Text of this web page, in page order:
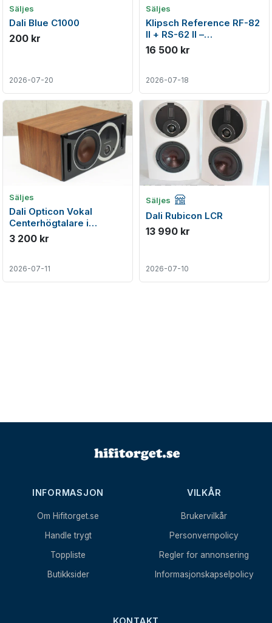
Säljes
Dali Blue C1000
200 kr
2026-07-20
Säljes
Klipsch Reference RF-82
II + RS-62 II –
hemmabiopaket i mycket
fint skick
16 500 kr
2026-07-18
Säljes
Dali Opticon Vokal
Centerhögtalare i
toppenskick
3 200 kr
2026-07-11
Säljes Företagsannons
Dali Rubicon LCR
13 990 kr
2026-07-10
INFORMASJON
Om Hifitorget.se
Handle trygt
Toppliste
Butikksider
VILKÅR
Brukervilkår
Personvernpolicy
Regler for annonsering
Informasjonskapselpolicy
KONTAKT